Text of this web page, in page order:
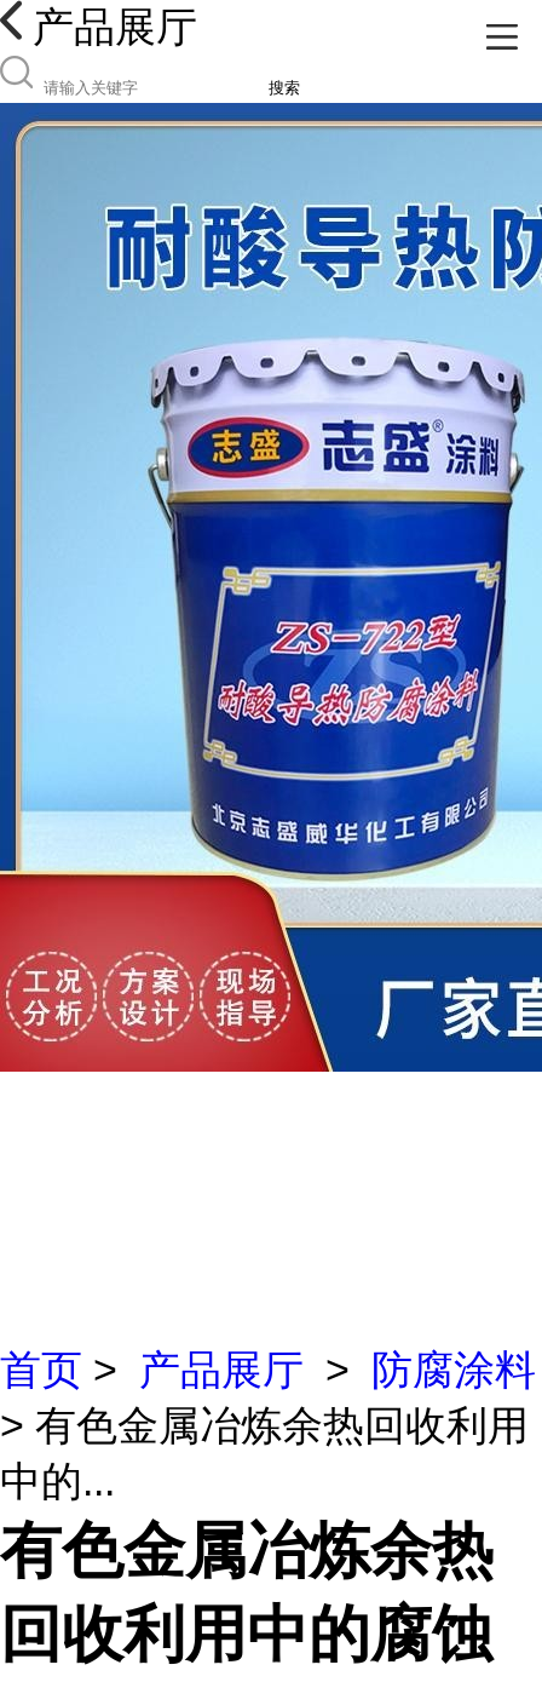
产品展厅
搜索
首页 > 产品展厅 >
防腐涂料
> 有色金属冶炼余热回收利用
中的...
有色金属冶炼余热
回收利用中的腐蚀